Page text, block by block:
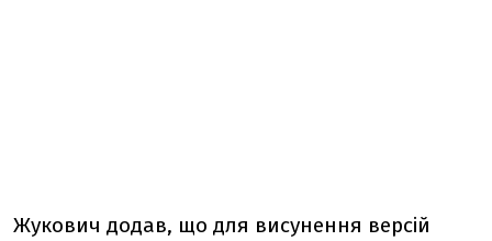
Жукович додав, що для висунення версій